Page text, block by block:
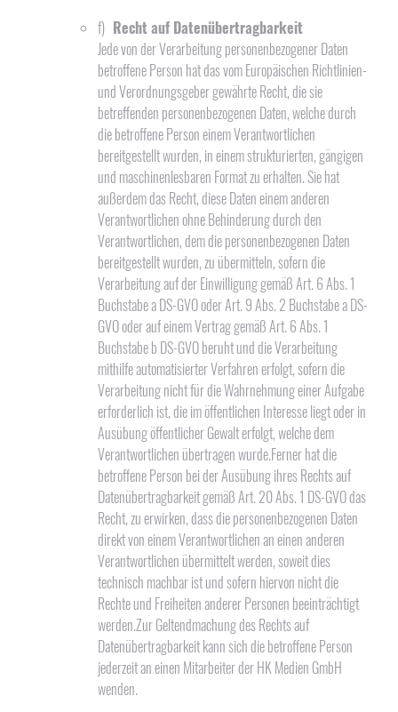
f) Recht auf Datenübertragbarkeit
Jede von der Verarbeitung personenbezogener Daten
betroffene Person hat das vom Europäischen Richtlinien-
und Verordnungsgeber gewährte Recht, die sie
betreffenden personenbezogenen Daten, welche durch
die betroffene Person einem Verantwortlichen
bereitgestellt wurden, in einem strukturierten, gängigen
und maschinenlesbaren Format zu erhalten. Sie hat
außerdem das Recht, diese Daten einem anderen
Verantwortlichen ohne Behinderung durch den
Verantwortlichen, dem die personenbezogenen Daten
bereitgestellt wurden, zu übermitteln, sofern die
Verarbeitung auf der Einwilligung gemäß Art. 6 Abs. 1
Buchstabe a DS-GVO oder Art. 9 Abs. 2 Buchstabe a DS-
GVO oder auf einem Vertrag gemäß Art. 6 Abs. 1
Buchstabe b DS-GVO beruht und die Verarbeitung
mithilfe automatisierter Verfahren erfolgt, sofern die
Verarbeitung nicht für die Wahrnehmung einer Aufgabe
erforderlich ist, die im öffentlichen Interesse liegt oder in
Ausübung öffentlicher Gewalt erfolgt, welche dem
Verantwortlichen übertragen wurde.Ferner hat die
betroffene Person bei der Ausübung ihres Rechts auf
Datenübertragbarkeit gemäß Art. 20 Abs. 1 DS-GVO das
Recht, zu erwirken, dass die personenbezogenen Daten
direkt von einem Verantwortlichen an einen anderen
Verantwortlichen übermittelt werden, soweit dies
technisch machbar ist und sofern hiervon nicht die
Rechte und Freiheiten anderer Personen beeinträchtigt
werden.Zur Geltendmachung des Rechts auf
Datenübertragbarkeit kann sich die betroffene Person
jederzeit an einen Mitarbeiter der HK Medien GmbH
wenden.